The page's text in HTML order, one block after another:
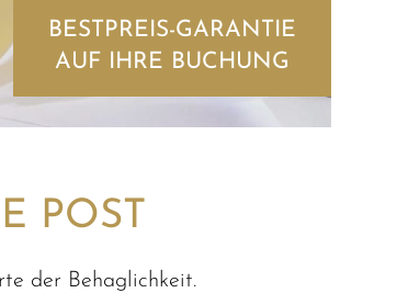
BESTPREIS-GARANTIE
AUF IHRE BUCHUNG
POST
der Behaglichkeit.